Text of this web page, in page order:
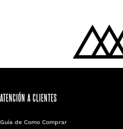
ATENCIÓN A CLIENTES
Guía de Como Comprar